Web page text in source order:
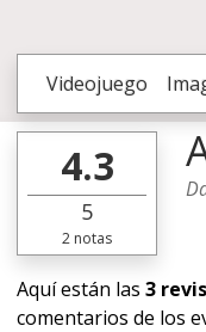
Videojuego
4.3
5
2 notas
Aquí están las 3
comentarios de los